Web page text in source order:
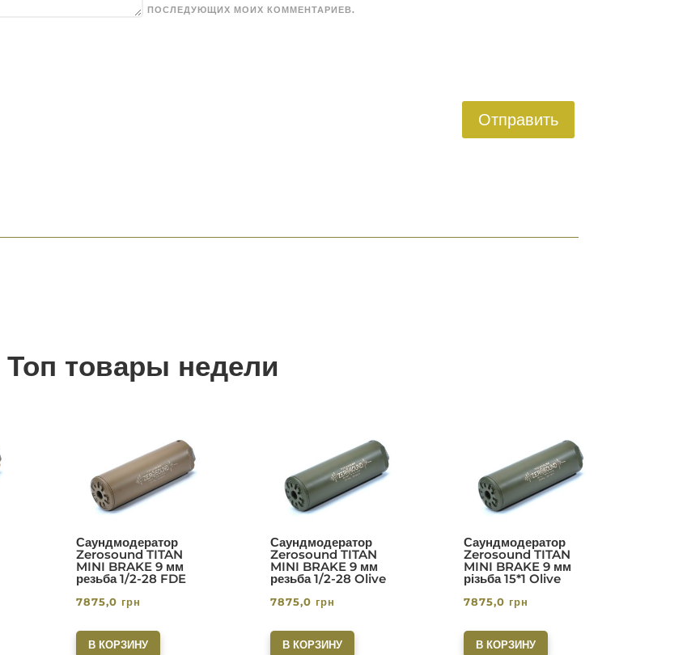
ПОСЛЕДУЮЩИХ МОИХ КОММЕНТАРИЕВ.
Отправить
Топ товары недели
Саундмодератор
Zerosound TITAN
MINI BRAKE 9 мм
резьба 1/2-28 FDE
7875,0 грн
В КОРЗИНУ
Саундмодератор
Zerosound TITAN
MINI BRAKE 9 мм
резьба 1/2-28 Olive
7875,0 грн
В КОРЗИНУ
Саундмодератор
Zerosound TITAN
MINI BRAKE 9 мм
різьба 15*1 Olive
7875,0 грн
В КОРЗИНУ